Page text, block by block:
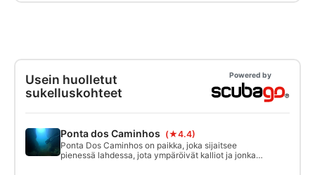
Usein huolletut
sukelluskohteet
Powered by
Ponta dos Caminhos (★4.4)
Ponta Dos Caminhos on paikka, joka sijaitsee
pienessä lahdessa, jota ympäröivät kalliot ja jonka